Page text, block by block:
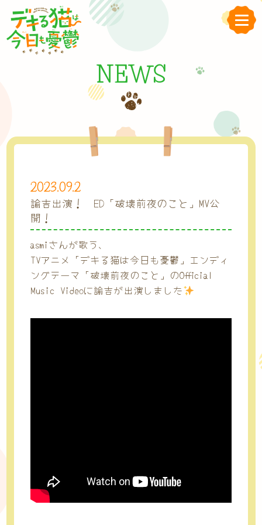
NEWS
2023.09.2
諭吉出演！ ED「破壊前夜のこと」MV公
開！
asmiさんが歌う、
TVアニメ「デキる猫は今日も憂鬱」エンディ
ングテーマ「破壊前夜のこと」のOfficial
Music Videoに諭吉が出演しました